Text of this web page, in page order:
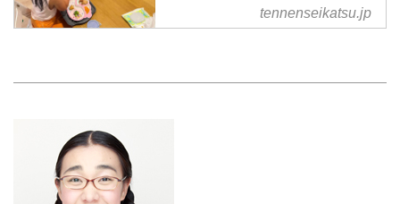
tennenseikatsu.jp